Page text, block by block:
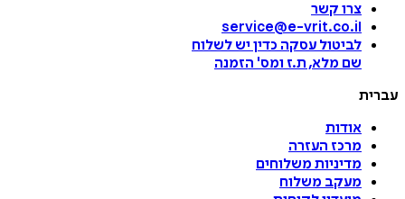
צרו קשר
service@e-vrit.co.il
לביטול עסקה כדין יש לשלוח
שם מלא, ת.ז ומס' הזמנה
עברית
אודות
מרכז העזרה
מדיניות משלוחים
מעקב משלוח